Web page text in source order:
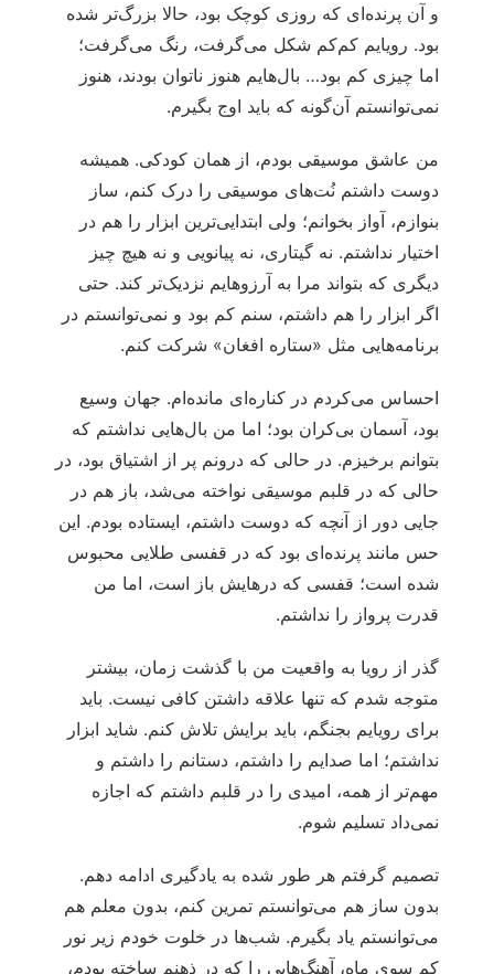
و آن پرنده‌ای که روزی کوچک بود، حالا بزرگ‌تر شده
بود. رویایم کم‌کم شکل می‌گرفت، رنگ می‌گرفت؛
اما چیزی کم بود… بال‌هایم هنوز ناتوان بودند، هنوز
نمی‌توانستم آن‌گونه که باید اوج بگیرم.
من عاشق موسیقی بودم، از همان کودکی. همیشه
دوست داشتم نُت‌های موسیقی را درک کنم، ساز
بنوازم، آواز بخوانم؛ ولی ابتدایی‌ترین ابزار را هم در
اختیار نداشتم. نه گیتاری، نه پیانویی و نه هیچ چیز
دیگری که بتواند مرا به آرزوهایم نزدیک‌تر کند. حتی
اگر ابزار را هم داشتم، سنم کم بود و نمی‌توانستم در
برنامه‌هایی مثل «ستاره افغان» شرکت کنم.
احساس می‌کردم در کناره‌ای مانده‌ام. جهان وسیع
بود، آسمان بی‌کران بود؛ اما من بال‌هایی نداشتم که
بتوانم برخیزم. در حالی که درونم پر از اشتیاق بود، در
حالی که در قلبم موسیقی نواخته می‌شد، باز هم در
جایی دور از آنچه که دوست داشتم، ایستاده بودم. این
حس مانند پرنده‌ای بود که در قفسی طلایی محبوس
شده است؛ قفسی که درهایش باز است، اما من
قدرت پرواز را نداشتم.
گذر از رویا به واقعیت من با گذشت زمان، بیشتر
متوجه شدم که تنها علاقه داشتن کافی نیست. باید
برای رویایم بجنگم، باید برایش تلاش کنم. شاید ابزار
نداشتم؛ اما صدایم را داشتم، دستانم را داشتم و
مهم‌تر از همه، امیدی را در قلبم داشتم که اجازه
نمی‌داد تسلیم شوم.
تصمیم گرفتم هر طور شده به یادگیری ادامه دهم.
بدون ساز هم می‌توانستم تمرین کنم، بدون معلم هم
می‌توانستم یاد بگیرم. شب‌ها در خلوت خودم زیر نور
کم سوی ماه، آهنگ‌هایی را که در ذهنم ساخته بودم،